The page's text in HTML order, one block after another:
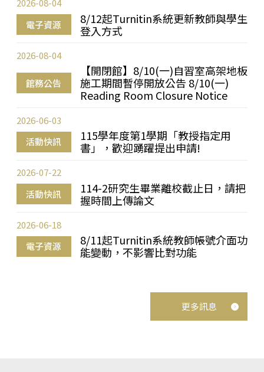
電子資源
8/12起Turnitin系統更新教師與學生
登入方式
2026-08-04
館務公告
【開閉館】8/10(一)自習室高架地板
施工期間暫停開放公告 8/10(一)
Reading Room Closure Notice
2026-08-04
活動快訊
115學年度第1學期「教授指定用
書」，歡迎踴躍提出申請!
2026-06-03
活動快訊
114-2研究生畢業離校截止日，請把
握時間上傳論文
2026-07-22
電子資源
8/11起Turnitin系統教師帳號介面功
能變動，不影響比對功能
2026-06-18
更多訊息